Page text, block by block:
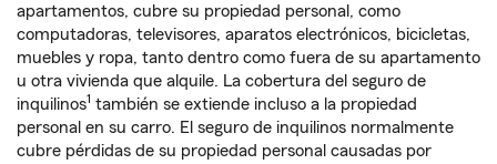
apartamentos, cubre su propiedad personal, como
computadoras, televisores, aparatos electrónicos, bicicletas,
muebles y ropa, tanto dentro como fuera de su apartamento
u otra vivienda que alquile. La cobertura del seguro de
inquilinos1 también se extiende incluso a la propiedad
personal en su carro. El seguro de inquilinos normalmente
cubre pérdidas de su propiedad personal causadas por